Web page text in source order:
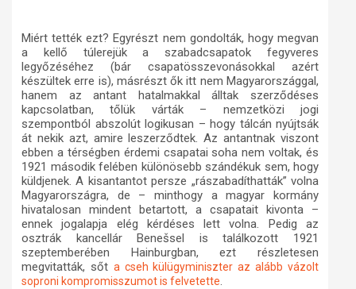
Miért tették ezt? Egyrészt nem gondolták, hogy megvan
a kellő túlerejük a szabadcsapatok fegyveres
legyőzéséhez (bár csapatösszevonásokkal azért
készültek erre is), másrészt ők itt nem Magyarországgal,
hanem az antant hatalmakkal álltak szerződéses
kapcsolatban, tőlük várták – nemzetközi jogi
szempontból abszolút logikusan – hogy tálcán nyújtsák
át nekik azt, amire leszerződtek. Az antantnak viszont
ebben a térségben érdemi csapatai soha nem voltak, és
1921 második felében különösebb szándékuk sem, hogy
küldjenek. A kisantantot persze „rászabadíthatták” volna
Magyarországra, de – minthogy a magyar kormány
hivatalosan mindent betartott, a csapatait kivonta –
ennek jogalapja elég kérdéses lett volna. Pedig az
osztrák kancellár Benešsel is találkozott 1921
szeptemberében Hainburgban, ezt részletesen
megvitatták, sőt a cseh külügyminiszter az alább vázolt
soproni kompromisszumot is felvetette.